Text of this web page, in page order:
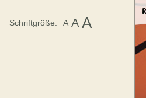
Schriftgröße: A A A